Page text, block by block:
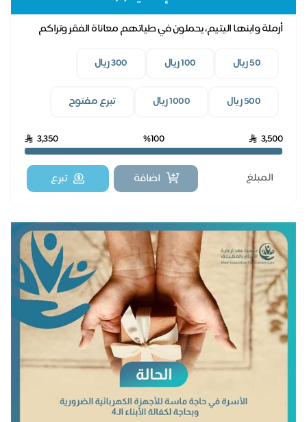
أرملة وابنها اليتيم، يحملون في طياتهم معاناة الفقر وتراكم
1000 ريال تبرع مفتوح
3,500
%100
3,350
اضافة تبرع